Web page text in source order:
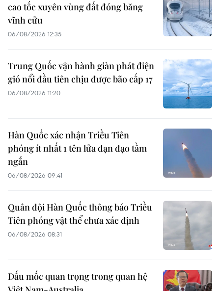
cao tốc xuyên vùng đất đóng băng
vĩnh cửu
06/08/2026 12:35
Trung Quốc vận hành giàn phát điện
gió nổi đầu tiên chịu được bão cấp 17
06/08/2026 11:20
Hàn Quốc xác nhận Triều Tiên
phóng ít nhất 1 tên lửa đạn đạo tầm
ngắn
06/08/2026 09:41
Quân đội Hàn Quốc thông báo Triều
Tiên phóng vật thể chưa xác định
06/08/2026 08:31
Dấu mốc quan trọng trong quan hệ